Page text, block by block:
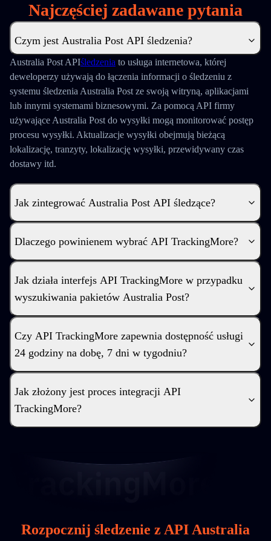
Najczęściej zadawane pytania
Czym jest Australia Post API śledzenia?
Australia Post APIśledzenia to usługa internetowa, której
deweloperzy używają do łączenia informacji o śledzeniu z
systemu śledzenia Australia Post ze swoją witryną, aplikacjami
lub innymi systemami biznesowymi. Za pomocą API firmy
używające Australia Post do wysyłki mogą monitorować postęp
procesu wysyłki. Aktualizacje wysyłki obejmują bieżącą
lokalizację, tranzyty, lokalizację wysyłki, przewidywany czas
dostawy itd.
Jak zintegrować Australia Post API śledzące?
Dlaczego powinienem wybrać API TrackingMore?
Jak działa interfejs API TrackingMore w przypadku
wyszukiwania pakietów Australia Post?
Czy API TrackingMore zapewnia dostępność usługi
24 godziny na dobę, 7 dni w tygodniu?
Jak złożony jest proces integracji API
TrackingMore?
Rozpocznij śledzenie z API Australia